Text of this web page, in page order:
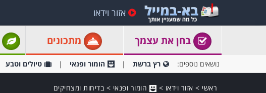
אזור וידאו
בחן את עצמך מתכונים
נושאים נוספים: רץ ברשת הומור ופנאי טיולים וטבע
ראשי > אזור וידאו > הומור ופנאי >בדיחות ומצחיקים